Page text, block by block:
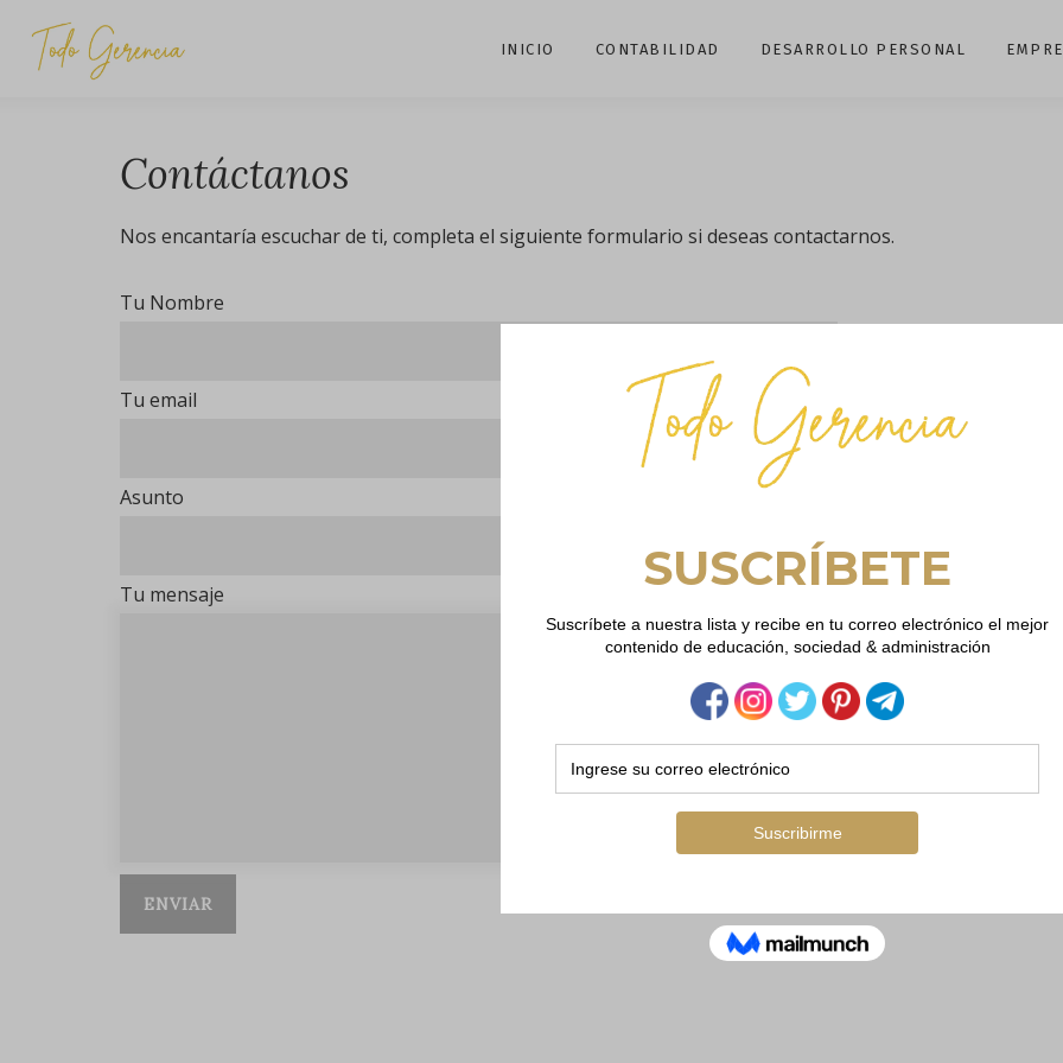
INICIO CONTABILIDAD DESARROLLO PERSONAL
Contáctanos
Nos encantaría escuchar de ti, completa el siguiente formulario si deseas contactarnos.
Tu Nombre
Tu email
Asunto
Tu mensaje